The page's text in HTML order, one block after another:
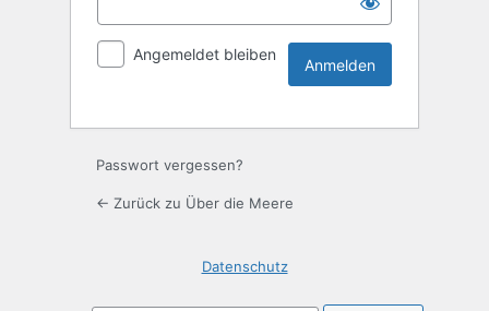
Angemeldet bleiben
Passwort vergessen?
← Zurück zu Über die Meere
Datenschutz